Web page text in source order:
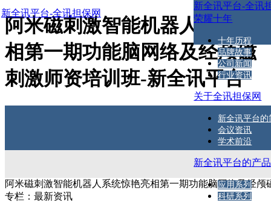
阿米磁刺激智能机器人系统亮
相第一期功能脑网络及经颅磁
刺激师资培训班-新全讯平台
新全讯平台-全讯担保网
新全讯平台-全讯
荣耀十年
十年历程
品牌故事
公司新闻
行业资讯
关于全讯担保网
新全讯平台的
会议资讯
学术前沿
新全讯平台的产
应用系列
科研系列
阿米磁刺激智能机器人系统惊艳亮相第一期功能脑网络及经颅
专栏： 最新资讯